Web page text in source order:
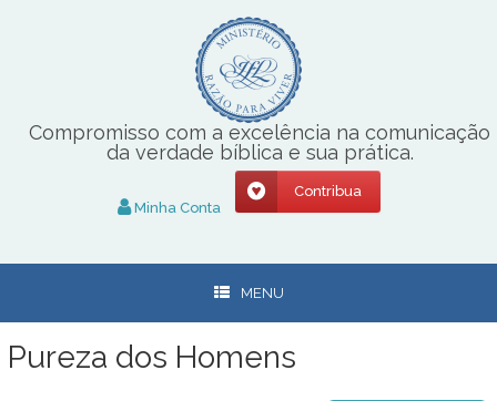
Compromisso com a excelência na comunicação
da verdade bíblica e sua prática.
Minha Conta
Contribua
MENU
Pureza dos Homens